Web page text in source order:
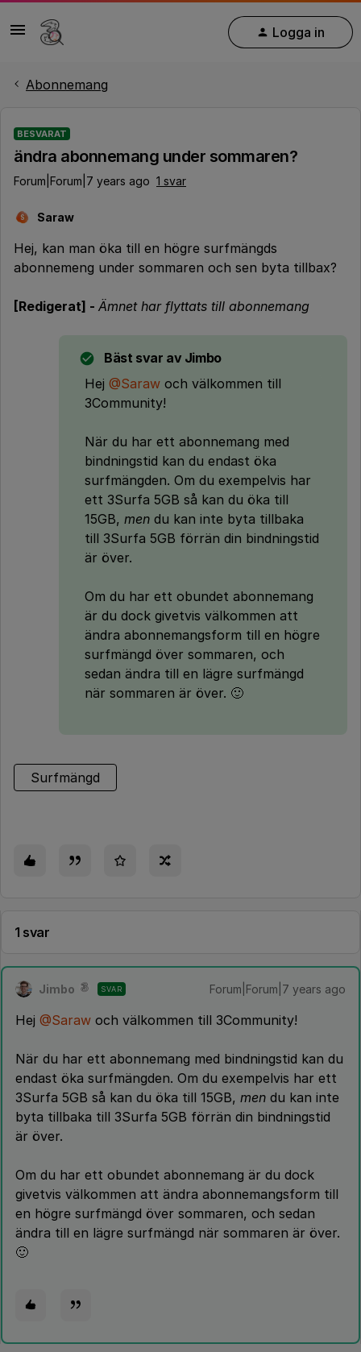
Logga in
Abonnemang
BESVARAT
ändra abonnemang under sommaren?
Forum|Forum|7 years ago 1 svar
S Saraw
Hej, kan man öka till en högre surfmängds
abonnemeng under sommaren och sen byta tillbax?
[Redigerat] - Ämnet har flyttats till abonnemang
Bäst svar av Jimbo
Hej @Saraw och välkommen till
3Community!
När du har ett abonnemang med
bindningstid kan du endast öka
surfmängden. Om du exempelvis har
ett 3Surfa 5GB så kan du öka till
15GB, men du kan inte byta tillbaka
till 3Surfa 5GB förrän din bindningstid
är över.
Om du har ett obundet abonnemang
är du dock givetvis välkommen att
ändra abonnemangsform till en högre
surfmängd över sommaren, och
sedan ändra till en lägre surfmängd
när sommaren är över. 🙂
Surfmängd
1 svar
Jimbo SVAR Forum|Forum|7 years ago
Hej @Saraw och välkommen till 3Community!
När du har ett abonnemang med bindningstid kan du
endast öka surfmängden. Om du exempelvis har ett
3Surfa 5GB så kan du öka till 15GB, men du kan inte
byta tillbaka till 3Surfa 5GB förrän din bindningstid
är över.
Om du har ett obundet abonnemang är du dock
givetvis välkommen att ändra abonnemangsform till
en högre surfmängd över sommaren, och sedan
ändra till en lägre surfmängd när sommaren är över.
🙂